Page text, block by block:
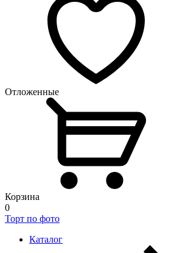
Отложенные
Корзина
0
Торт по фото
Каталог